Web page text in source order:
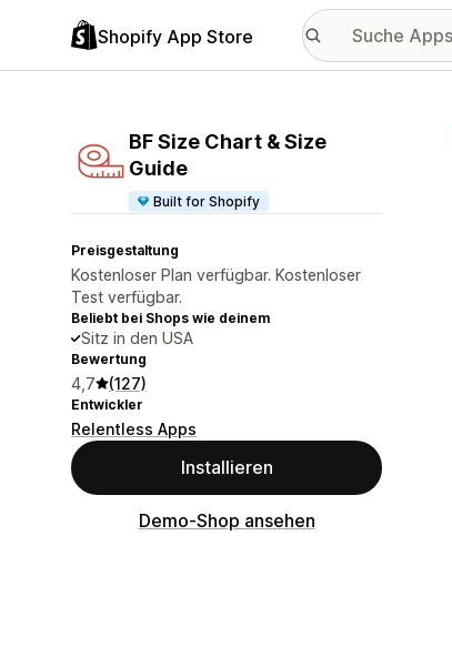
Shopify App Store
BF Size Chart & Size
Guide
Built for Shopify
Preisgestaltung
Kostenloser Plan verfügbar. Kostenloser
Test verfügbar.
Beliebt bei Shops wie deinem
Sitz in den USA
Bewertung
4,7 (127)
Entwickler
Relentless Apps
Installieren
Demo-Shop ansehen